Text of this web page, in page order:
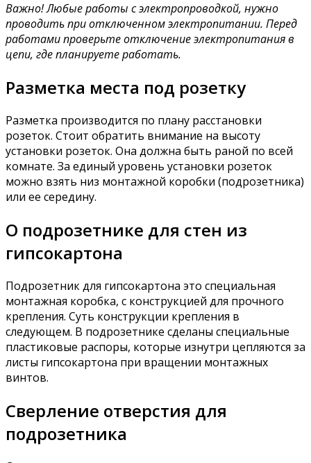
Важно! Любые работы с электропроводкой, нужно
проводить при отключенном электропитании. Перед
работами проверьте отключение электропитания в
цепи, где планируете работать.
Разметка места под розетку
Разметка производится по плану расстановки
розеток. Стоит обратить внимание на высоту
установки розеток. Она должна быть раной по всей
комнате. За единый уровень установки розеток
можно взять низ монтажной коробки (подрозетника)
или ее середину.
О подрозетнике для стен из
гипсокартона
Подрозетник для гипсокартона это специальная
монтажная коробка, с конструкцией для прочного
крепления. Суть конструкции крепления в
следующем. В подрозетнике сделаны специальные
пластиковые распоры, которые изнутри цепляются за
листы гипсокартона при вращении монтажных
винтов.
Сверление отверстия для
подрозетника